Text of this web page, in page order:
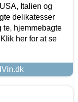
Italien og
delikatesser
te, hjemmebagte
her for at se